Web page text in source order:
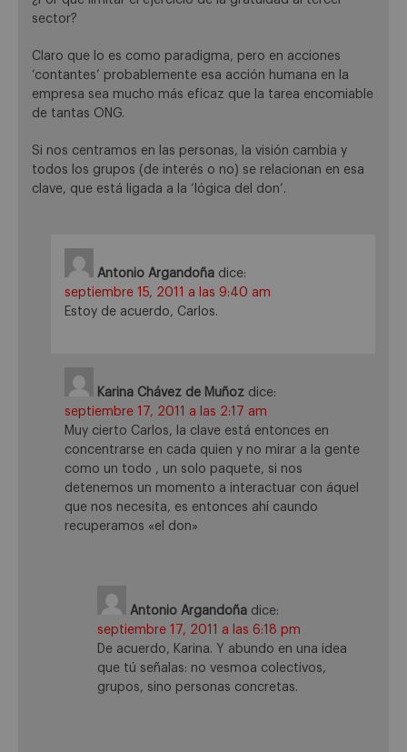
sector?
Claro que lo es como paradigma, pero en acciones
‘contantes’ probablemente esa acción humana en la
empresa sea mucho más eficaz que la tarea encomiable
de tantas ONG.
Si nos centramos en las personas, la visión cambia y
todos los grupos (de interés o no) se relacionan en esa
clave, que está ligada a la ‘lógica del don’.
Antonio Argandoña dice:
septiembre 15, 2011 a las 9:40 am
Estoy de acuerdo, Carlos.
Karina Chávez de Muñoz dice:
septiembre 17, 2011 a las 2:17 am
Muy cierto Carlos, la clave está entonces en
concentrarse en cada quien y no mirar a la gente
como un todo , un solo paquete, si nos
detenemos un momento a interactuar con áquel
que nos necesita, es entonces ahí caundo
recuperamos «el don»
Antonio Argandoña dice:
septiembre 17, 2011 a las 6:18 pm
De acuerdo, Karina. Y abundo en una idea
que tú señalas: no vesmoa colectivos,
grupos, sino personas concretas.